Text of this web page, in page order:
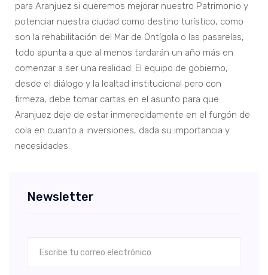
para Aranjuez si queremos mejorar nuestro Patrimonio y
potenciar nuestra ciudad como destino turístico, como
son la rehabilitación del Mar de Ontígola o las pasarelas,
todo apunta a que al menos tardarán un año más en
comenzar a ser una realidad. El equipo de gobierno,
desde el diálogo y la lealtad institucional pero con
firmeza, debe tomar cartas en el asunto para que
Aranjuez deje de estar inmerecidamente en el furgón de
cola en cuanto a inversiones, dada su importancia y
necesidades.
Newsletter